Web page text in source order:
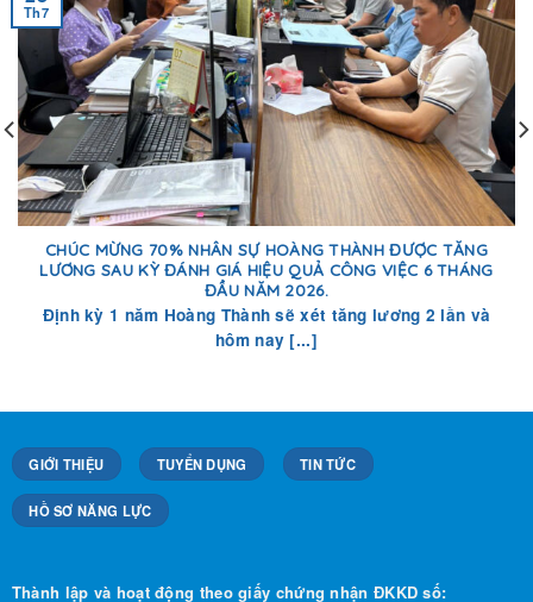
CHÚC MỪNG 70% NHÂN SỰ HOÀNG THÀNH ĐƯỢC TĂNG
LƯƠNG SAU KỲ ĐÁNH GIÁ HIỆU QUẢ CÔNG VIỆC 6 THÁNG
ĐẦU NĂM 2026.
Định kỳ 1 năm Hoàng Thành sẽ xét tăng lương 2 lần và
hôm nay [...]
Th7
GIỚI THIỆU TUYỂN DỤNG TIN TỨC
HỒ SƠ NĂNG LỰC
Thành lập và hoạt động theo giấy chứng nhận ĐKKD số: